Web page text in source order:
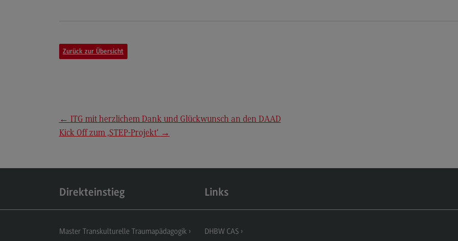
Zurück zur Übersicht
← ITG mit herzlichem Dank und Glückwunsch an den DAAD
Kick Off zum ‚STEP-Projekt‘ →
Direkteinstieg
Master Transkulturelle Traumapädagogik
Links
DHBW CAS